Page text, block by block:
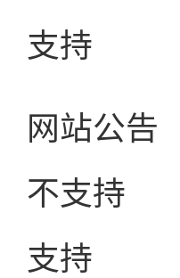
支持
网站公告
不支持
支持